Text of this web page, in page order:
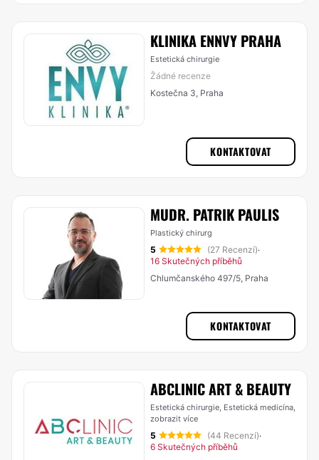
KLINIKA ENNVY PRAHA
Estetická chirurgie
Žádné recenze
Kostečna 3, Praha
KONTAKTOVAT
MUDR. PATRIK PAULIS
Plastický chirurg
5 (27 Recenzí)·
16 Skutečných příběhů
Chlumčanského 497/5, Praha
KONTAKTOVAT
ABCLINIC ART & BEAUTY
Estetická chirurgie, Estetická medicína,
zobrazit více
5 (44 Recenzí)·
6 Skutečných příběhů